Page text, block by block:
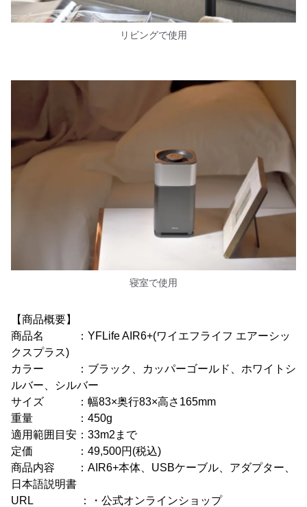
リビングで使用
寝室で使用
【商品概要】
商品名 ：YFLife AIR6+(ワイエフライフ エアーシッ
クスプラス)
カラー ：ブラック、カッパーゴールド、ホワイトシ
ルバー、シルバー
サイズ ：幅83×奥行83×高さ165mm
重量 ：450g
適用範囲目安：33m2まで
定価 ：49,500円(税込)
商品内容 ：AIR6+本体、USBケーブル、アダプター、
日本語説明書
URL ：・公式オンラインショップ